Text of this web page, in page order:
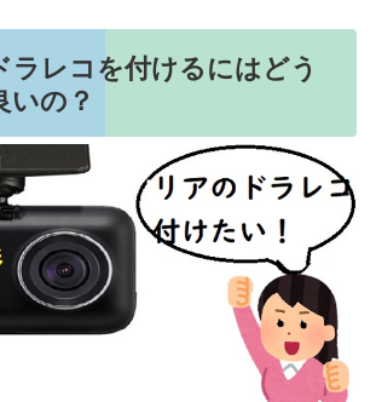
ラレコを付けるにはどう
の？